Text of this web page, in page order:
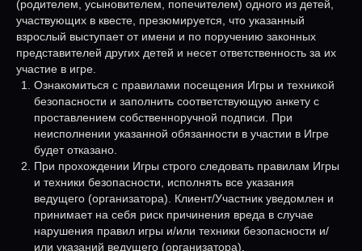
(родителем, усыновителем, попечителем) одного из детей,
участвующих в квесте, презюмируется, что указанный
взрослый выступает от имени и по поручению законных
представителей других детей и несет ответственность за их
участие в игре.
Ознакомиться с правилами посещения Игры и техникой
безопасности и заполнить соответствующую анкету с
проставлением собственноручной подписи. При
неисполнении указанной обязанности в участии в Игре
будет отказано.
При прохождении Игры строго следовать правилам Игры
и техники безопасности, исполнять все указания
ведущего (организатора). Клиент/Участник уведомлен и
принимает на себя риск причинения вреда в случае
нарушения правил игры и/или техники безопасности и/
или указаний ведущего (организатора).